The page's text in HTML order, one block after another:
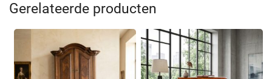
Gerelateerde producten